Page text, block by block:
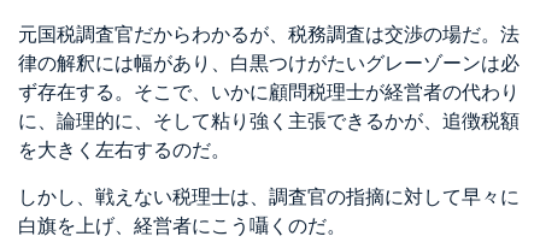
元国税調査官だからわかるが、税務調査は交渉の場だ。法
律の解釈には幅があり、白黒つけがたいグレーゾーンは必
ず存在する。そこで、いかに顧問税理士が経営者の代わり
に、論理的に、そして粘り強く主張できるかが、追徴税額
を大きく左右するのだ。
しかし、戦えない税理士は、調査官の指摘に対して早々に
白旗を上げ、経営者にこう囁くのだ。